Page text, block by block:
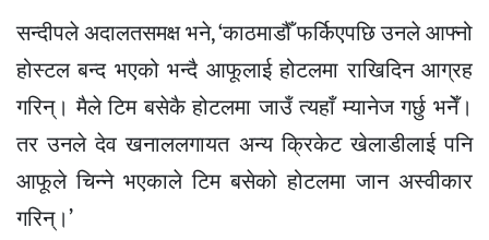
सन्दीपले अदालतसमक्ष भने, ‘काठमाडौँ फर्किएपछि उनले आफ्नो
होस्टल बन्द भएको भन्दै आफूलाई होटलमा राखिदिन आग्रह
गरिन्। मैले टिम बसेकै होटलमा जाउँ त्यहाँ म्यानेज गर्छु भनेँ।
तर उनले देव खनाललगायत अन्य क्रिकेट खेलाडीलाई पनि
आफूले चिन्ने भएकाले टिम बसेको होटलमा जान अस्वीकार
गरिन्।’